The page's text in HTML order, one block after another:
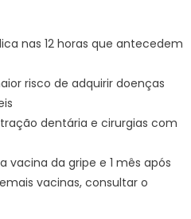
nas 12 horas que antecedem
risco de adquirir doenças
dentária e cirurgias com
vacina da gripe e 1 mês após
vacinas, consultar o